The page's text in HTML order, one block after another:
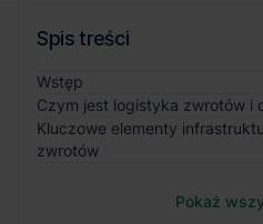
Spis treści
Wstęp
Czym jest logistyka zwrotów i
Kluczowe elementy
zwrotów
Pokaż